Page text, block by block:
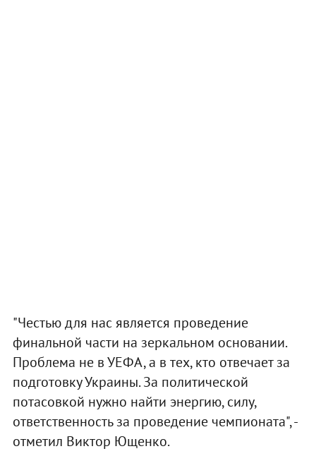
"Честью для нас является проведение
финальной части на зеркальном основании.
Проблема не в УЕФА, а в тех, кто отвечает за
подготовку Украины. За политической
потасовкой нужно найти энергию, силу,
ответственность за проведение чемпионата", -
отметил Виктор Ющенко.